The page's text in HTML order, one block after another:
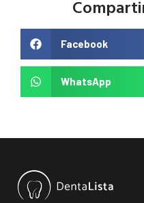
Facebook
WhatsApp